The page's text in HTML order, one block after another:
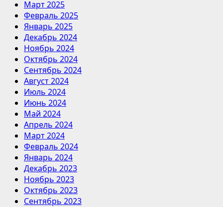
Март 2025
Февраль 2025
Январь 2025
Декабрь 2024
Ноябрь 2024
Октябрь 2024
Сентябрь 2024
Август 2024
Июль 2024
Июнь 2024
Май 2024
Апрель 2024
Март 2024
Февраль 2024
Январь 2024
Декабрь 2023
Ноябрь 2023
Октябрь 2023
Сентябрь 2023